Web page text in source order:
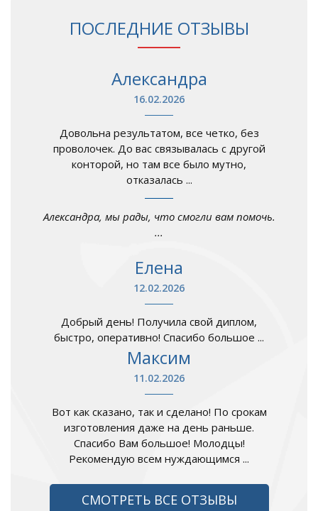
ПОСЛЕДНИЕ ОТЗЫВЫ
Александра
16.02.2026
Довольна результатом, все четко, без
проволочек. До вас связывалась с другой
конторой, но там все было мутно,
отказалась ...
Александра, мы рады, что смогли вам помочь.
...
Елена
12.02.2026
Добрый день! Получила свой диплом,
быстро, оперативно! Спасибо большое ...
Максим
11.02.2026
Вот как сказано, так и сделано! По срокам
изготовления даже на день раньше.
Спасибо Вам большое! Молодцы!
Рекомендую всем нуждающимся ...
СМОТРЕТЬ ВСЕ ОТЗЫВЫ